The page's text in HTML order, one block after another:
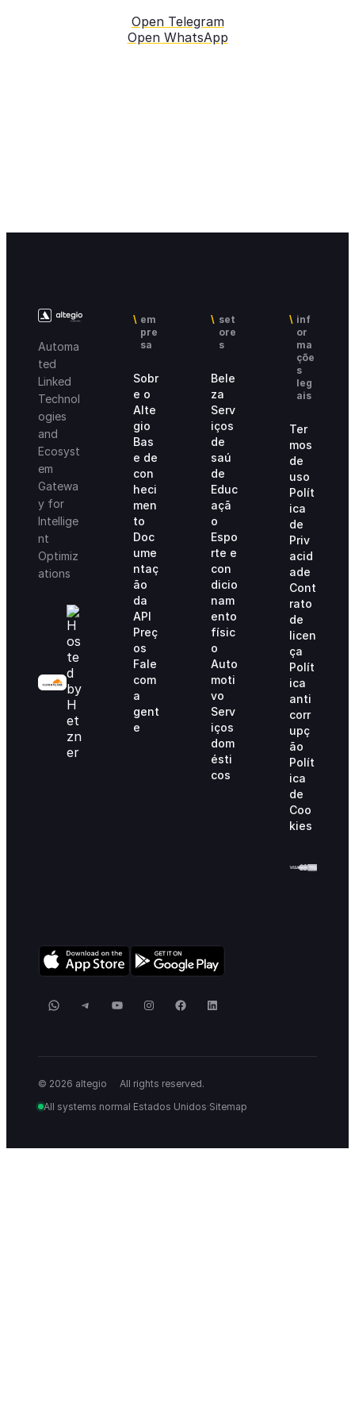
Open Telegram
Open WhatsApp
Automa
ted
Linked
Technol
ogies
and
Ecosyst
em
Gatewa
y for
Intellige
nt
Optimiz
ations
em
pre
sa
Sobr
e o
Alte
gio
Bas
e de
con
heci
men
to
Doc
ume
ntaç
ão
da
API
Preç
os
Fale
com
a
gent
e
set
ore
s
Bele
za
Serv
iços
de
saú
de
Educ
açã
o
Espo
rte e
con
dicio
nam
ento
físic
o
Auto
moti
vo
Serv
iços
dom
ésti
cos
inf
or
ma
çõe
s
leg
ais
Ter
mos
de
uso
Polít
ica
de
Priv
acid
ade
Cont
rato
de
licen
ça
Polít
ica
anti
corr
upç
ão
Polít
ica
de
Coo
kies
WhatsApp
TelegramYouTubeInstagram
FacebookLinkedIn
© 2026 altegio
All rights reserved.
All systems normal·Estados Unidos·Sitemap